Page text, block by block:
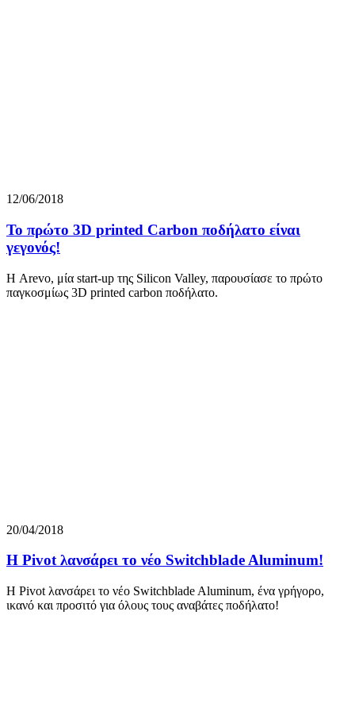
12/06/2018
Το πρώτο 3D printed Carbon ποδήλατο είναι
γεγονός!
Η Arevo, μία start-up της Silicon Valley, παρουσίασε το πρώτο
παγκοσμίως 3D printed carbon ποδήλατο.
20/04/2018
Η Pivot λανσάρει το νέο Switchblade Aluminum!
Η Pivot λανσάρει το νέο Switchblade Aluminum, ένα γρήγορο,
ικανό και προσιτό για όλους τους αναβάτες ποδήλατο!